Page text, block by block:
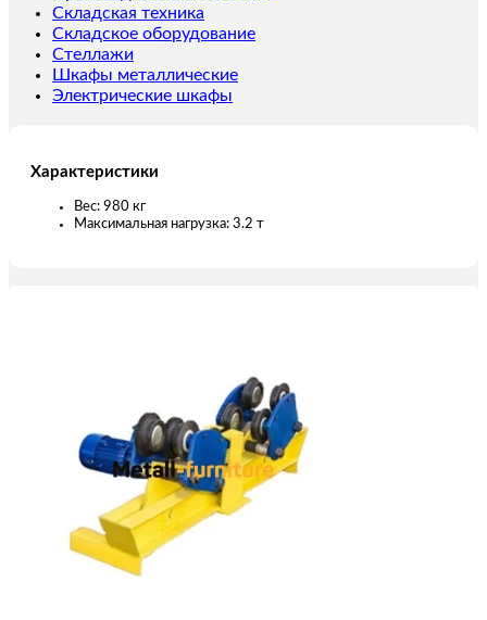
Складская техника
Складское оборудование
Стеллажи
Шкафы металлические
Электрические шкафы
Характеристики
Вес: 980 кг
Максимальная нагрузка: 3.2 т